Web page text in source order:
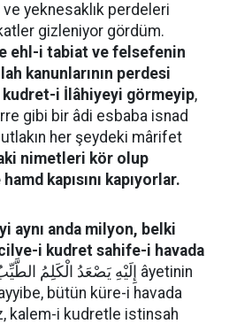
yeknesaklık perdeleri
gizleniyor gördüm.
ehl-i tabiat ve felsefenin
kanunlarının perdesi
kudret-i İlâhiyeyi görmeyip,
gibi bir âdi esbaba isnad
her şeydeki mârifet
nimetleri kör olup
kapısını kapıyorlar.
aynı anda milyon, belki
i kudret sahife-i havada
bütün küre-i havada
kalem-i kudretle istinsah